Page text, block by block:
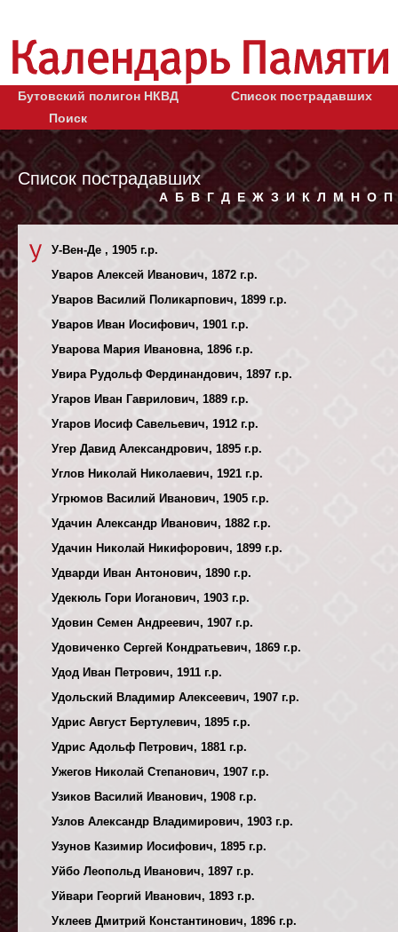
Бутовский полигон НКВД
Список пострадавших
Поиск
Список пострадавших
А Б В Г Д Е Ж З И К Л М Н О П
У-Вен-Де , 1905 г.р.
Уваров Алексей Иванович, 1872 г.р.
Уваров Василий Поликарпович, 1899 г.р.
Уваров Иван Иосифович, 1901 г.р.
Уварова Мария Ивановна, 1896 г.р.
Увира Рудольф Фердинандович, 1897 г.р.
Угаров Иван Гаврилович, 1889 г.р.
Угаров Иосиф Савельевич, 1912 г.р.
Угер Давид Александрович, 1895 г.р.
Углов Николай Николаевич, 1921 г.р.
Угрюмов Василий Иванович, 1905 г.р.
Удачин Александр Иванович, 1882 г.р.
Удачин Николай Никифорович, 1899 г.р.
Удварди Иван Антонович, 1890 г.р.
Удекюль Гори Иоганович, 1903 г.р.
Удовин Семен Андреевич, 1907 г.р.
Удовиченко Сергей Кондратьевич, 1869 г.р.
Удод Иван Петрович, 1911 г.р.
Удольский Владимир Алексеевич, 1907 г.р.
Удрис Август Бертулевич, 1895 г.р.
Удрис Адольф Петрович, 1881 г.р.
Ужегов Николай Степанович, 1907 г.р.
Узиков Василий Иванович, 1908 г.р.
Узлов Александр Владимирович, 1903 г.р.
Узунов Казимир Иосифович, 1895 г.р.
Уйбо Леопольд Иванович, 1897 г.р.
Уйвари Георгий Иванович, 1893 г.р.
Уклеев Дмитрий Константинович, 1896 г.р.